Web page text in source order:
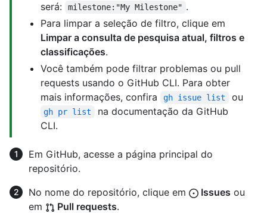
será:
milestone:"My Milestone" .
Para limpar a seleção de filtro, clique em
Limpar a consulta de pesquisa atual, filtros e
classificações.
Você também pode filtrar problemas ou pull
requests usando o GitHub CLI. Para obter
mais informações, confira
gh issue list ou
gh pr list
na documentação da GitHub
CLI.
Em GitHub, acesse a página principal do
repositório.
No nome do repositório, clique em
Issues ou
em
Pull requests.